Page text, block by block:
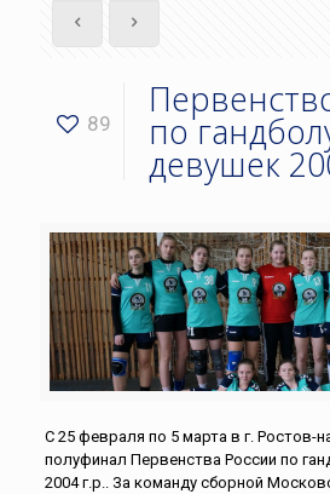
89 по
девушек
С 25 февраля по 5 марта в г. Ростов-
полуфинал Первенства России по
2004 г.р.. За команду сборной